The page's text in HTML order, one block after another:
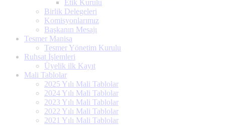
Etik Kurulu
Birlik Delegeleri
Komisyonlarımız
Başkanın Mesajı
Tesmer Manisa
Tesmer Yönetim Kurulu
Ruhsat İşlemleri
Üyelik ilk Kayıt
Mali Tablolar
2025 Yılı Mali Tablolar
2024 Yılı Mali Tablolar
2023 Yılı Mali Tablolar
2022 Yılı Mali Tablolar
2021 Yılı Mali Tablolar